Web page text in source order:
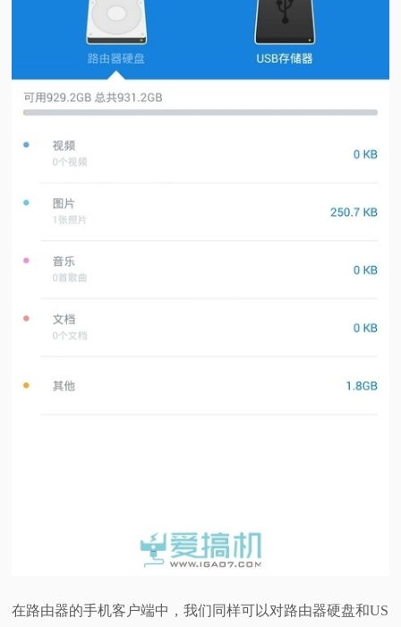
在路由器的手机客户端中，我们同样可以对路由器硬盘和US